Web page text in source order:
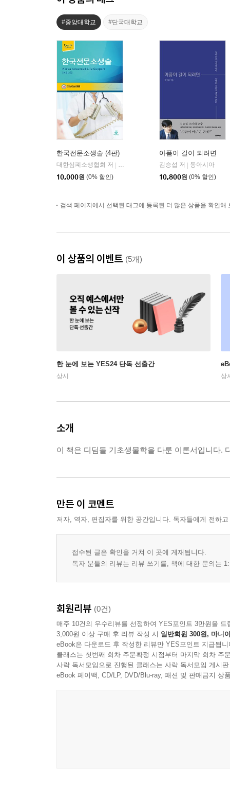
#중앙대학교 #단국대학교
한국전문소생술 (4판)
대한심폐소생협회 저 |
10,000원 (0% 할인)
아픔이 길이 되려면
김승섭 저 | 동아시아
10,800원 (0% 할인)
검색 페이지에서 선택된 태그에 등록된 더 많은 상품을 확인해
이 상품의 이벤트 (5개)
한 눈에 보는 YES24 단독 선출간
상시 상
소개
이 책은 디딤돌 기초생물학을 다룬 이론서입니다.
만든 이 코멘트
저자, 역자, 편집자를 위한 공간입니다. 독자들에게 전하
접수된 글은 확인을 거쳐 이 곳에 게재됩니다.
독자 분들의 리뷰는 리뷰 쓰기를, 책에 대한 문의는
회원리뷰 (0건)
매주 10건의 우수리뷰를 선정하여 YES포인트 3만원을 드
3,000원 이상 구매 후 리뷰 작성 시 일반회원 300원, 마니
eBook은 다운로드 후 작성한 리뷰만 YES포인트 지급됩니
클래스는 첫번째 회차 주문확정 시점부터 마지막 회차 주
사락 독서모임으로 진행된 클래스는 사락 독서모임 게시
eBook 페이백, CD/LP, DVD/Blu-ray, 패션 및 판매금지 상